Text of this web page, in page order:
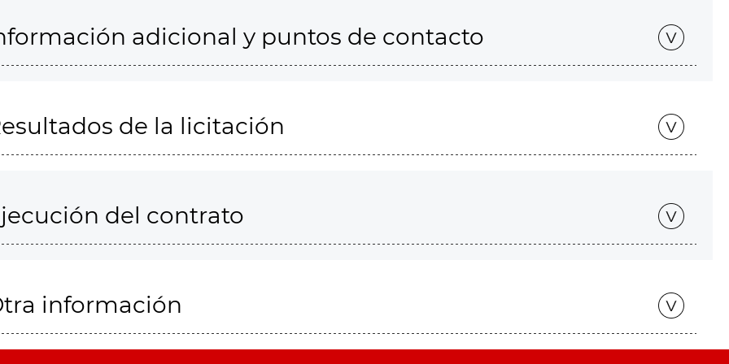
adicional y puntos de contacto
de la licitación
del contrato
información